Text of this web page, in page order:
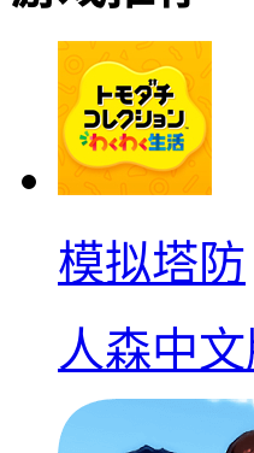
模拟塔防
人森中